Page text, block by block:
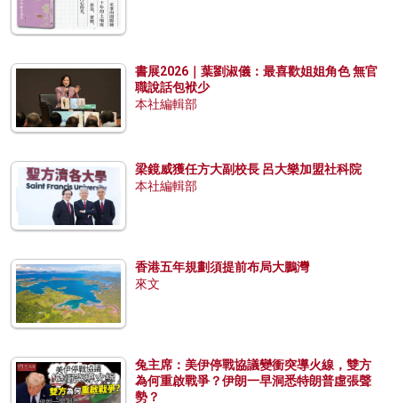
書展2026｜葉劉淑儀：最喜歡姐姐角色 無官
職說話包袱少
本社編輯部
梁鏡威獲任方大副校長 呂大樂加盟社科院
本社編輯部
香港五年規劃須提前布局大鵬灣
來文
兔主席：美伊停戰協議變衝突導火線，雙方
為何重啟戰爭？伊朗一早洞悉特朗普虛張聲
勢？